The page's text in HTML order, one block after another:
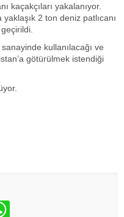
kaçakçıları yakalanıyor.
2 ton deniz patlıcanı
kullanılacağı ve
götürülmek istendiği